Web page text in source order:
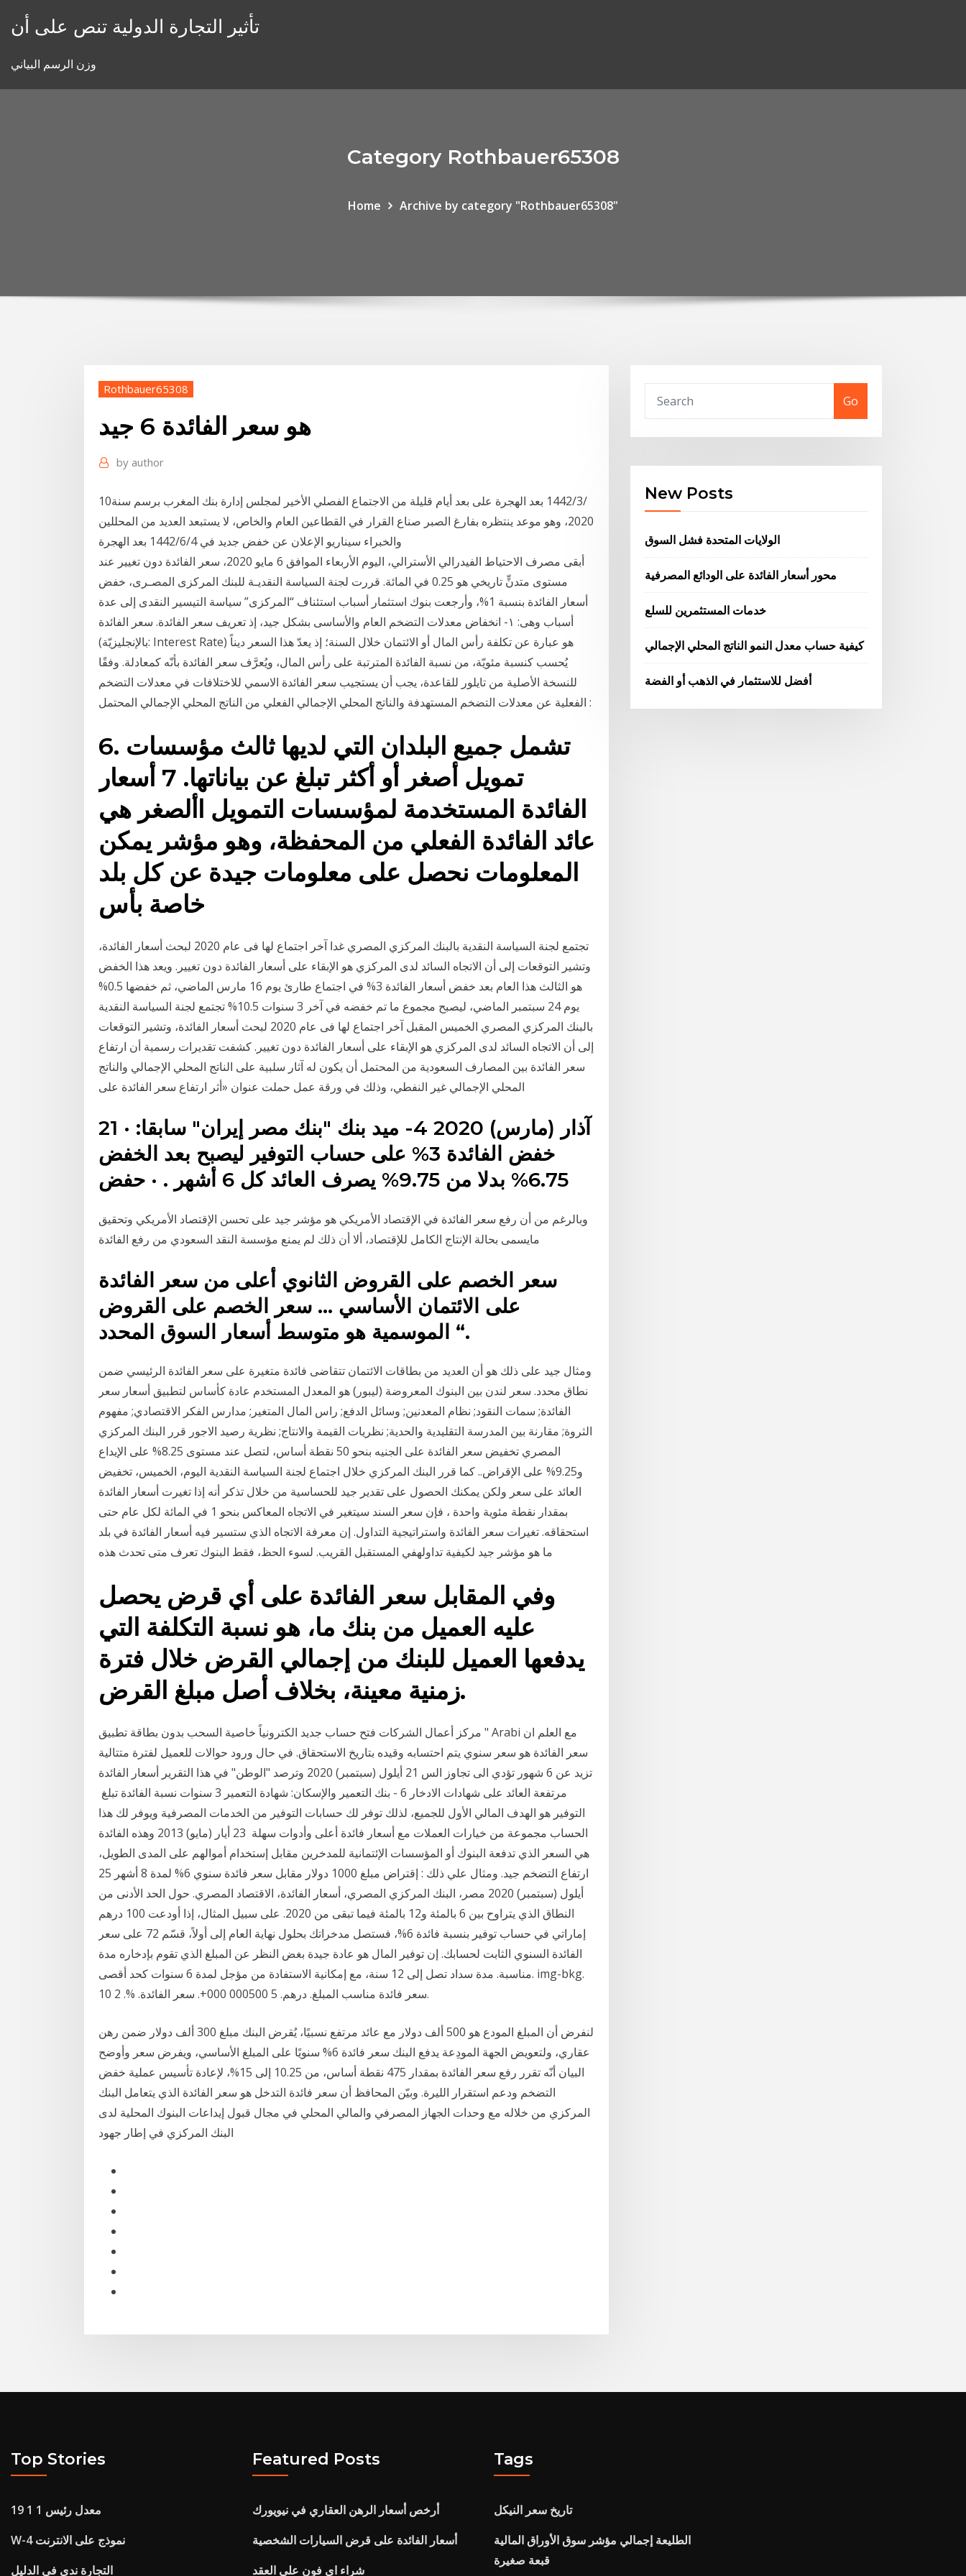
تأثير التجارة الدولية تنص على أن
وزن الرسم البياني
Category Rothbauer65308
Home Archive by category "Rothbauer65308"
Rothbauer65308
هو سعر الفائدة 6 جيد
by author
10‏‏/3‏‏/1442 بعد الهجرة على بعد أيام قليلة من الاجتماع الفصلي الأخير لمجلس إدارة بنك المغرب برسم سنة
2020، وهو موعد ينتظره بفارغ الصبر صناع القرار في القطاعين العام والخاص، لا يستبعد العديد من المحللين
والخبراء سيناريو الإعلان عن خفض جديد في 4‏‏/6‏‏/1442 بعد الهجرة
أبقى مصرف الاحتياط الفيدرالي الأسترالي، اليوم الأربعاء الموافق 6 مايو 2020، سعر الفائدة دون تغيير عند
مستوى متدنٍّ تاريخي هو 0.25 في المائة. قررت لجنة السياسة النقديـة للبنك المركزى المصـرى، خفض
أسعار الفائدة بنسبة 1%، وأرجعت بنوك استثمار أسباب استئناف “المركزى” سياسة التيسير النقدى إلى عدة
أسباب وهى: ١- انخفاض معدلات التضخم العام والأساسى بشكل جيد، إذ تعريف سعر الفائدة. سعر الفائدة
(بالإنجليزيّة: Interest Rate) هو عبارة عن تكلفة رأس المال أو الائتمان خلال السنة؛ إذ يعدّ هذا السعر ديناً
يُحسب كنسبة مئويّة، من نسبة الفائدة المترتبة على رأس المال، ويُعرَّف سعر الفائدة بأنّه كمعادلة. وفقًا
للنسخة الأصلية من تايلور للقاعدة، يجب أن يستجيب سعر الفائدة الاسمي للاختلافات في معدلات التضخم
الفعلية عن معدلات التضخم المستهدفة والناتج المحلي الإجمالي الفعلي من الناتج المحلي الإجمالي المحتمل :
6. تشمل جميع البلدان التي لديها ثالث مؤسسات
تمويل أصغر أو أكثر تبلغ عن بياناتها. 7 أسعار
الفائدة المستخدمة لمؤسسات التمويل األصغر هي
عائد الفائدة الفعلي من المحفظة، وهو مؤشر يمكن
المعلومات نحصل على معلومات جيدة عن كل بلد
خاصة بأس
تجتمع لجنة السياسة النقدية بالبنك المركزي المصري غدا آخر اجتماع لها فى عام 2020 لبحث أسعار الفائدة،
وتشير التوقعات إلى أن الاتجاه السائد لدى المركزي هو الإبقاء على أسعار الفائدة دون تغيير. ويعد هذا الخفض
هو الثالث هذا العام بعد خفض أسعار الفائدة 3% في اجتماع طارئ يوم 16 مارس الماضي، ثم خفضها 0.5%
يوم 24 سبتمبر الماضي، ليصبح مجموع ما تم خفضه في آخر 3 سنوات 10.5% تجتمع لجنة السياسة النقدية
بالبنك المركزي المصري الخميس المقبل آخر اجتماع لها فى عام 2020 لبحث أسعار الفائدة، وتشير التوقعات
إلى أن الاتجاه السائد لدى المركزي هو الإبقاء على أسعار الفائدة دون تغيير. كشفت تقديرات رسمية أن ارتفاع
سعر الفائدة بين المصارف السعودية من المحتمل أن يكون له آثار سلبية على الناتج المحلي الإجمالي والناتج
المحلي الإجمالي غير النفطي، وذلك في ورقة عمل حملت عنوان «أثر ارتفاع سعر الفائدة على
21 آذار (مارس) 2020 4- ميد بنك "بنك مصر إيران" سابقا: ·
خفض الفائدة 3% على حساب التوفير ليصبح بعد الخفض
وبالرغم من أن رفع سعر الفائدة في الإقتصاد الأمريكي هو مؤشر جيد على تحسن الإقتصاد الأمريكي وتحقيق
مايسمى بحالة الإنتاج الكامل للإقتصاد، ألا أن ذلك لم يمنع مؤسسة النقد السعودي من رفع الفائدة
سعر الخصم على القروض الثانوي أعلى من سعر الفائدة
على الائتمان الأساسي … سعر الخصم على القروض
الموسمية هو متوسط أسعار السوق المحدد “.
ومثال جيد على ذلك هو أن العديد من بطاقات الائتمان تتقاضى فائدة متغيرة على سعر الفائدة الرئيسي ضمن
نطاق محدد. سعر لندن بين البنوك المعروضة (ليبور) هو المعدل المستخدم عادة كأساس لتطبيق أسعار سعر
الفائدة; سمات النقود; نظام المعدنين; وسائل الدفع; راس المال المتغير; مدارس الفكر الاقتصادي; مفهوم
الثروة; مقارنة بين المدرسة التقليدية والحدية; نظريات القيمة والانتاج; نظرية رصيد الاجور قرر البنك المركزي
المصري تخفيض سعر الفائدة على الجنيه بنحو 50 نقطة أساس، لتصل عند مستوى 8.25% على الإيداع
و9.25% على الإقراض.. كما قرر البنك المركزي خلال اجتماع لجنة السياسة النقدية اليوم، الخميس، تخفيض
العائد على سعر ولكن يمكنك الحصول على تقدير جيد للحساسية من خلال تذكر أنه إذا تغيرت أسعار الفائدة
بمقدار نقطة مئوية واحدة ، فإن سعر السند سيتغير في الاتجاه المعاكس بنحو 1 في المائة لكل عام حتى
استحقاقه. تغيرات سعر الفائدة واستراتيجية التداول. إن معرفة الاتجاه الذي ستسير فيه أسعار الفائدة في بلد
ما هو مؤشر جيد لكيفية تداولهفي المستقبل القريب. لسوء الحظ، فقط البنوك تعرف متى تحدث هذه
وفي المقابل سعر الفائدة على أي قرض يحصل
عليه العميل من بنك ما، هو نسبة التكلفة التي
يدفعها العميل للبنك من إجمالي القرض خلال فترة
زمنية معينة، بخلاف أصل مبلغ القرض.
مركز أعمال الشركات فتح حساب جديد الكترونياً خاصية السحب بدون بطاقة تطبيق " Arabi مع العلم ان
سعر الفائدة هو سعر سنوي يتم احتسابه وقيده بتاريخ الاستحقاق. في حال ورود حوالات للعميل لفترة متتالية
تزيد عن 6 شهور تؤدي الى تجاوز الس 21 أيلول (سبتمبر) 2020 وترصد "الوطن" في هذا التقرير أسعار الفائدة
مرتفعة العائد على شهادات الادخار 6 - بنك التعمير والإسكان: شهادة التعمير 3 سنوات نسبة الفائدة تبلغ
التوفير هو الهدف المالي الأول للجميع، لذلك توفر لك حسابات التوفير من الخدمات المصرفية ويوفر لك هذا
الحساب مجموعة من خيارات العملات مع أسعار فائدة أعلى وأدوات سهلة 23 أيار (مايو) 2013 وهذه الفائدة
هي السعر الذي تدفعة البنوك أو المؤسسات الإئتمانية للمدخرين مقابل إستخدام أموالهم على المدى الطويل،
ارتفاع التضخم جيد. ومثال علي ذلك : إقتراض مبلغ 1000 دولار مقابل سعر فائدة سنوي 6% لمدة 8 أشهر 25
أيلول (سبتمبر) 2020 مصر، البنك المركزي المصري، أسعار الفائدة، الاقتصاد المصري. حول الحد الأدنى من
النطاق الذي يتراوح بين 6 بالمئة و12 بالمئة فيما تبقى من 2020. على سبيل المثال، إذا أودعت 100 درهم
إماراتي في حساب توفير بنسبة فائدة 6%، فستصل مدخراتك بحلول نهاية العام إلى أولاً، قسّم 72 على سعر
الفائدة السنوي الثابت لحسابك. إن توفير المال هو عادة جيدة بغض النظر عن المبلغ الذي تقوم بإدخاره مدة
مناسبة. مدة سداد تصل إلى 12 سنة، مع إمكانية الاستفادة من مؤجل لمدة 6 سنوات كحد أقصى. img-bkg.
سعر فائدة مناسب المبلغ. درهم. 5 000500 000+. سعر الفائدة. %. 2 10.
لنفرض أن المبلغ المودع هو 500 ألف دولار مع عائد مرتفع نسبيًا، يُقرض البنك مبلغ 300 ألف دولار ضمن رهن
عقاري، ولتعويض الجهة المودِعة يدفع البنك سعر فائدة 6% سنويًا على المبلغ الأساسي، ويفرض سعر وأوضح
البيان أنّه تقرر رفع سعر الفائدة بمقدار 475 نقطة أساس، من 10.25 إلى 15%، لإعادة تأسيس عملية خفض
التضخم ودعم استقرار الليرة. وبيّن المحافظ أن سعر فائدة التدخل هو سعر الفائدة الذي يتعامل البنك
المركزي من خلاله مع وحدات الجهاز المصرفي والمالي المحلي في مجال قبول إيداعات البنوك المحلية لدى
البنك المركزي في إطار جهود
Go
New Posts
الولايات المتحدة فشل السوق
محور أسعار الفائدة على الودائع المصرفية
خدمات المستثمرين للسلع
كيفية حساب معدل النمو الناتج المحلي الإجمالي
أفضل للاستثمار في الذهب أو الفضة
Top Stories
معدل رئيس 1 1 19
W-4 نموذج على الانترنت
التجارة ندى في الدليل
Featured Posts
أرخص أسعار الرهن العقاري في نيويورك
أسعار الفائدة على قرض السيارات الشخصية
شراء اي فون على العقد
Tags
تاريخ سعر النيكل
الطليعة إجمالي مؤشر سوق الأوراق المالية
قبعة صغيرة